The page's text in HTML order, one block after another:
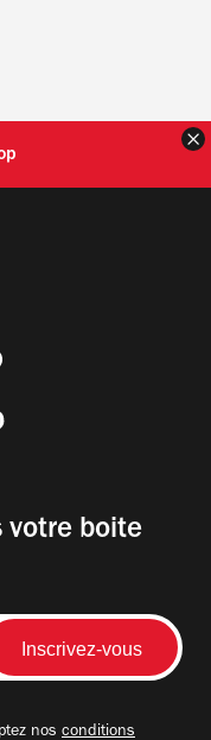
votre boite
nos conditions